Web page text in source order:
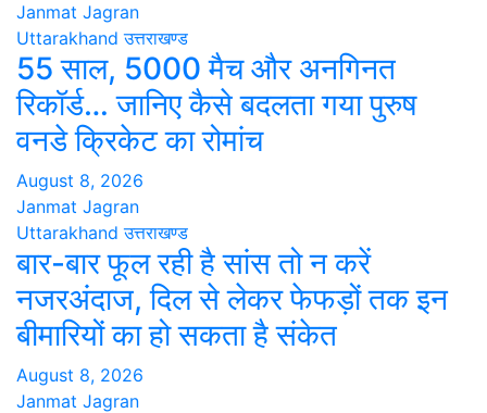
Janmat Jagran
Uttarakhand उत्तराखण्ड
55 साल, 5000 मैच और अनगिनत
रिकॉर्ड… जानिए कैसे बदलता गया पुरुष
वनडे क्रिकेट का रोमांच
August 8, 2026
Janmat Jagran
Uttarakhand उत्तराखण्ड
बार-बार फूल रही है सांस तो न करें
नजरअंदाज, दिल से लेकर फेफड़ों तक इन
बीमारियों का हो सकता है संकेत
August 8, 2026
Janmat Jagran